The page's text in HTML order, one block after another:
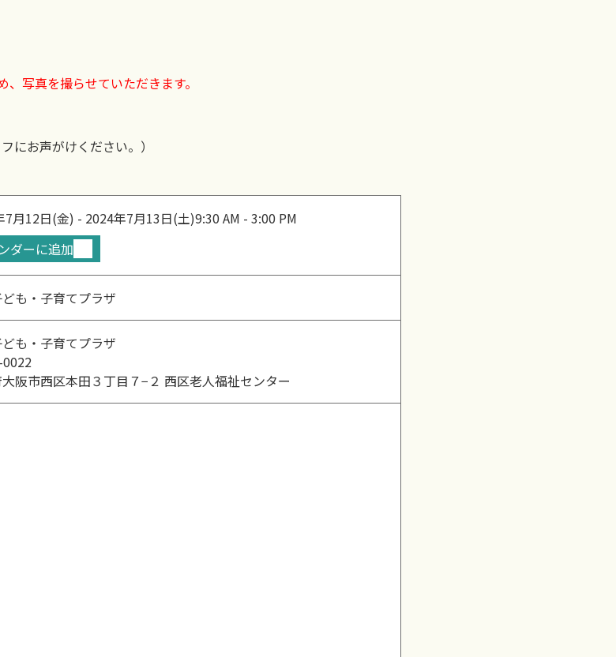
写真を撮らせていただきます。
にお声がけください。）
7月12日(金) - 2024年7月13日(土)9:30 AM - 3:00 PM
ダーに追加
も・子育てプラザ
も・子育てプラザ
0022
阪市西区本田３丁目７−２ 西区老人福祉センター